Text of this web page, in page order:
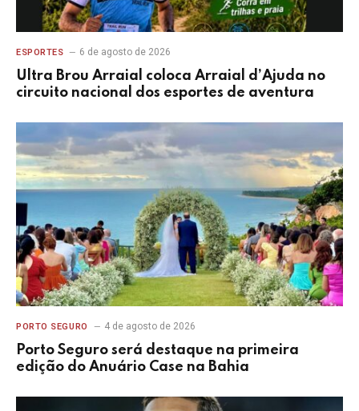
ESPORTES 6 de agosto de 2026
Ultra Brou Arraial coloca Arraial d’Ajuda no
circuito nacional dos esportes de aventura
PORTO SEGURO 4 de agosto de 2026
Porto Seguro será destaque na primeira
edição do Anuário Case na Bahia